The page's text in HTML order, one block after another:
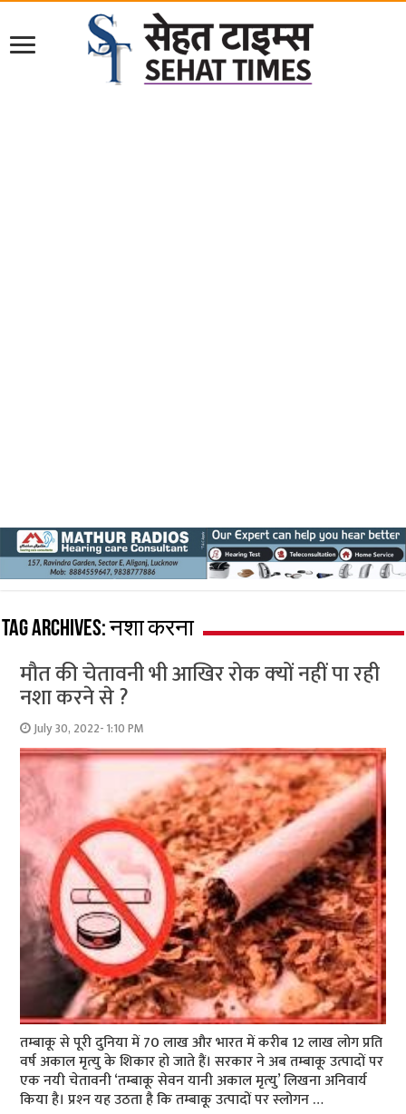
Tag Archives:नशा करना
मौत की चेतावनी भी आखिर रोक क्‍यों नहीं पा रही
नशा करने से ?
July 30, 2022- 1:10 PM
तम्‍बाकू से पूरी दुनिया में 70 लाख और भारत में करीब 12 लाख लोग प्रति
वर्ष अकाल मृत्‍यु के शिकार हो जाते हैं। सरकार ने अब तम्‍बाकू उत्‍पादों पर
एक नयी चेतावनी ‘तम्‍बाकू सेवन यानी अकाल मृत्‍यु’ लिखना अनिवार्य
किया है। प्रश्‍न यह उठता है कि तम्‍बाकू उत्‍पादों पर स्‍लोगन …